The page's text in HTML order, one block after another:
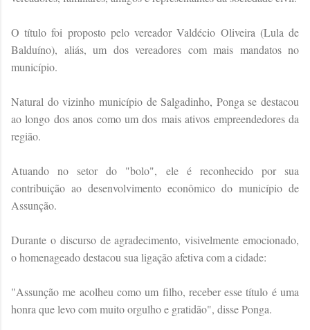
O título foi proposto pelo vereador Valdécio Oliveira (Lula de
Balduíno), aliás, um dos vereadores com mais mandatos no
município.
Natural do vizinho município de Salgadinho, Ponga se destacou
ao longo dos anos como um dos mais ativos empreendedores da
região.
Atuando no setor do "bolo", ele é reconhecido por sua
contribuição ao desenvolvimento econômico do município de
Assunção.
Durante o discurso de agradecimento, visivelmente emocionado,
o homenageado destacou sua ligação afetiva com a cidade:
"Assunção me acolheu como um filho, receber esse título é uma
honra que levo com muito orgulho e gratidão", disse Ponga.